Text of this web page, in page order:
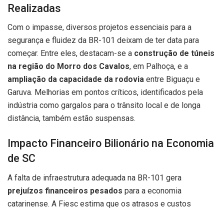
Realizadas
Com o impasse, diversos projetos essenciais para a
segurança e fluidez da BR-101 deixam de ter data para
começar. Entre eles, destacam-se a construção de túneis
na região do Morro dos Cavalos, em Palhoça, e a
ampliação da capacidade da rodovia entre Biguaçu e
Garuva. Melhorias em pontos críticos, identificados pela
indústria como gargalos para o trânsito local e de longa
distância, também estão suspensas.
Impacto Financeiro Bilionário na Economia
de SC
A falta de infraestrutura adequada na BR-101 gera
prejuízos financeiros pesados para a economia
catarinense. A Fiesc estima que os atrasos e custos